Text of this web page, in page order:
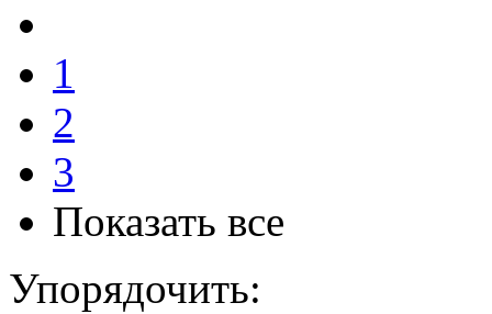
1
2
3
Показать все
Упорядочить: